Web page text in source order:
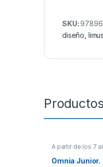
SKU:
diseño
A partir de los 7
Sociales
Diccionarios y
Didácticos,
Omnia Junior.